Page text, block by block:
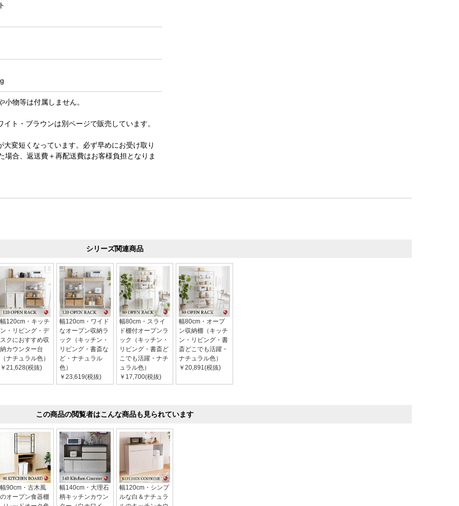
物等は付属しません。
ト・ブラウンは別ページで販売しています。
変短くなっています。必ず早めにお受け取り
合、返送費＋再配送費はお客様負担となりま
シリーズ関連商品
幅120cm・キッチ
ン・リビング・デ
スクにおすすめ収
納カウンター台
（ナチュラル色）
￥21,628(税抜)
幅120cm・ワイド
なオープン収納ラ
ック（キッチン・
リビング・書斎な
ど・ナチュラル
色）
￥23,619(税抜)
幅80cm・スライ
ド棚付オープンラ
ック（キッチン・
リビング・書斎ど
こでも活躍・ナチ
ュラル色）
￥17,700(税抜)
幅80cm・オープ
ン収納棚（キッチ
ン・リビング・書
斎どこでも活躍・
ナチュラル色）
￥20,891(税抜)
この商品の閲覧者はこんな商品も見られています
幅90cm・古木風
のオープン食器棚
幅140cm・大理石
柄キッチンカウン
幅120cm・シンプ
ルな白＆ナチュラ